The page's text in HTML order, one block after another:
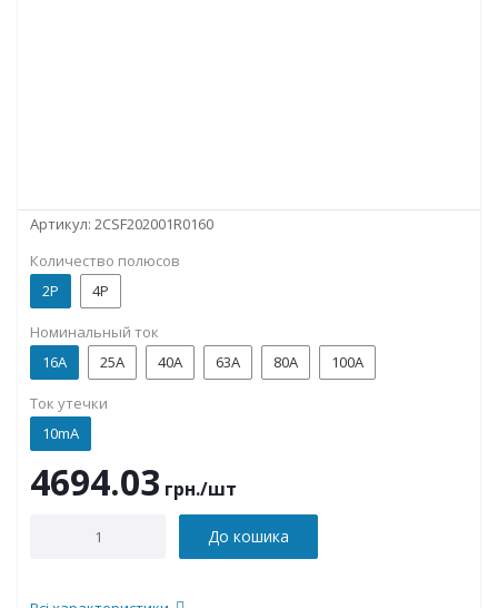
Артикул: 2CSF202001R0160
Количество полюсов
2P
4P
Номинальный ток
16А
25А 40А 63А 80А 100А
Ток утечки
10mA
4694.03 грн./шт
До кошика